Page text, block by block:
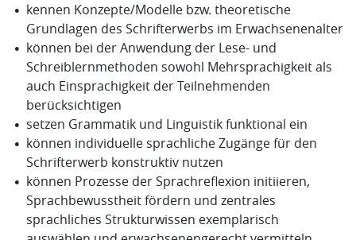
kennen Konzepte/Modelle bzw. theoretische
Grundlagen des Schrifterwerbs im Erwachsenenalter
können bei der Anwendung der Lese- und
Schreiblernmethoden sowohl Mehrsprachigkeit als
auch Einsprachigkeit der Teilnehmenden
berücksichtigen
setzen Grammatik und Linguistik funktional ein
können individuelle sprachliche Zugänge für den
Schrifterwerb konstruktiv nutzen
können Prozesse der Sprachreflexion initiieren,
Sprachbewusstheit fördern und zentrales
sprachliches Strukturwissen exemplarisch